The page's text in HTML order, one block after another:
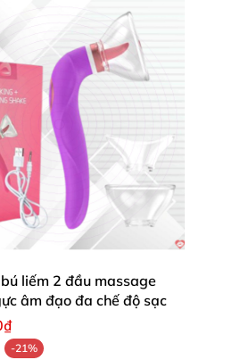
liếm 2 đầu massage
âm đạo đa chế độ sạc
-21%